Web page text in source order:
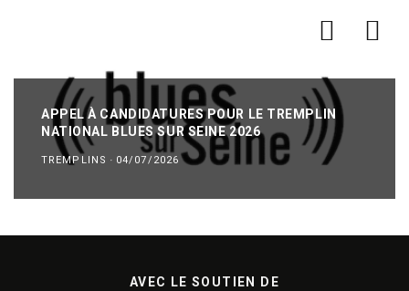
APPEL À CANDIDATURES POUR LE TREMPLIN
NATIONAL BLUES SUR SEINE 2026
TREMPLINS · 04/07/2026
AVEC LE SOUTIEN DE